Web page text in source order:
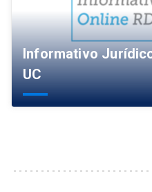
Informativo
UC